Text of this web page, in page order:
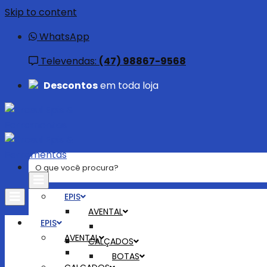
Skip to content
WhatsApp
Televendas: (47) 98867-9568
Descontosem toda loja
EPIS
AVENTAL
CALÇADOS
BOTAS
EPIS
AVENTAL